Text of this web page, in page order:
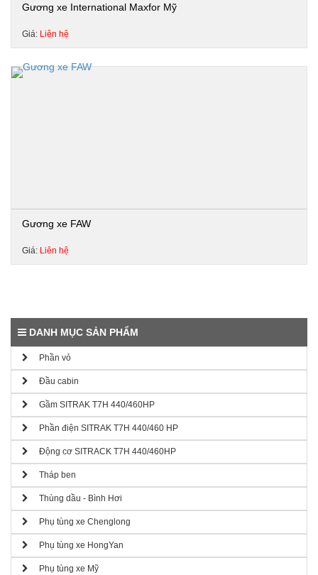
Gương xe International Maxfor Mỹ
Giá: Liên hệ
Gương xe FAW
Giá: Liên hệ
DANH MỤC SẢN PHẨM
Phần vỏ
Đầu cabin
Gầm SITRAK T7H 440/460HP
Phần điện SITRAK T7H 440/460 HP
Động cơ SITRACK T7H 440/460HP
Tháp ben
Thùng dầu - Bình Hơi
Phụ tùng xe Chenglong
Phụ tùng xe HongYan
Phụ tùng xe Mỹ